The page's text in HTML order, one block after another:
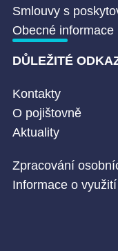
Smlouvy s
Obecné informace
DŮLEŽITÉ
Kontakty
O pojištovně
Aktuality
Zpracování
Informace o